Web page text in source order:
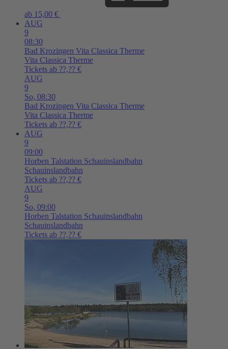
ab 15,00 €
AUG
9
08:30
Bad Krozingen Vita Classica Therme
Vita Classica Therme
Tickets ab ??,?? €
AUG
9
So, 08:30
Bad Krozingen Vita Classica Therme
Vita Classica Therme
Tickets ab ??,?? €
AUG
9
09:00
Horben Talstation Schauinslandbahn
Schauinslandbahn
Tickets ab ??,?? €
AUG
9
So, 09:00
Horben Talstation Schauinslandbahn
Schauinslandbahn
Tickets ab ??,?? €